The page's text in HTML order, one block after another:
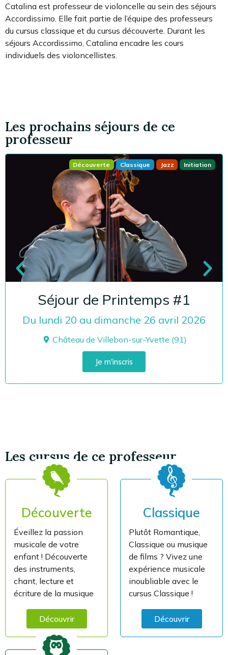
Catalina est professeur de violoncelle au sein des séjours
Accordissimo. Elle fait partie de l’équipe des professeurs
du cursus classique et du cursus découverte. Durant les
séjours Accordissimo, Catalina encadre les cours
individuels des violoncellistes.
Les prochains séjours de ce
professeur
Découverte Classique Jazz Initiation
Séjour de Printemps #1
Du lundi 20 au dimanche 26 avril 2026
Château de Villebon-sur-Yvette (91)
Je m'inscris
Les cursus de ce professeur
Découverte
Éveillez la passion
musicale de votre
enfant ! Découverte
des instruments,
chant, lecture et
écriture de la musique
Découvrir
Classique
Plutôt Romantique,
Classique ou musique
de films ? Vivez une
expérience musicale
inoubliable avec le
cursus Classique !
Découvrir